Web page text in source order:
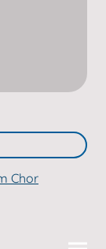
Chor